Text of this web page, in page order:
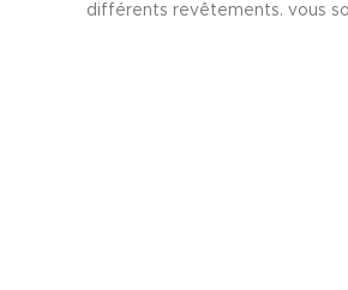
différents revêtements. vous